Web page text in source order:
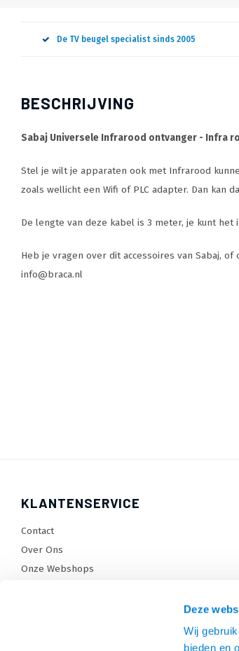
Deze
Wij
bieden en
De TV beugel specialist sinds 2005
BESCHRIJVING
Sabaj Universele Infrarood ontvanger - Infra
Stel je wilt je apparaten ook met Infrarood
zoals wellicht een Wifi of PLC adapter. Dan kan
De lengte van deze kabel is 3 meter, je kunt
Heb je vragen over dit accessoires van Sabaj,
info@braca.nl
KLANTENSERVICE
Contact
Over Ons
Onze Webshops